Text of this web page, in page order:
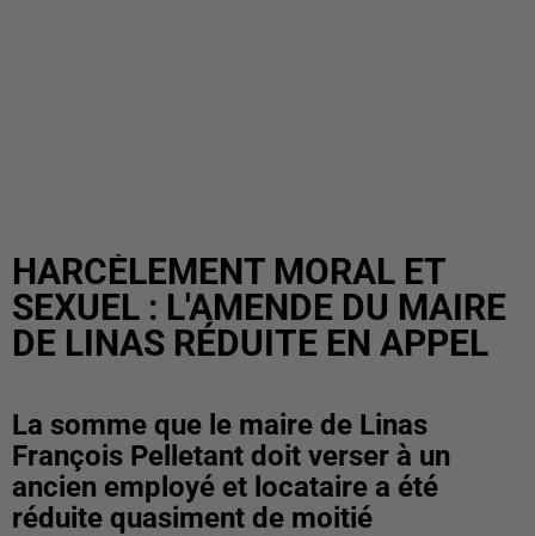
HARCÈLEMENT MORAL ET
SEXUEL : L'AMENDE DU MAIRE
DE LINAS RÉDUITE EN APPEL
La somme que le maire de Linas
François Pelletant doit verser à un
ancien employé et locataire a été
réduite quasiment de moitié